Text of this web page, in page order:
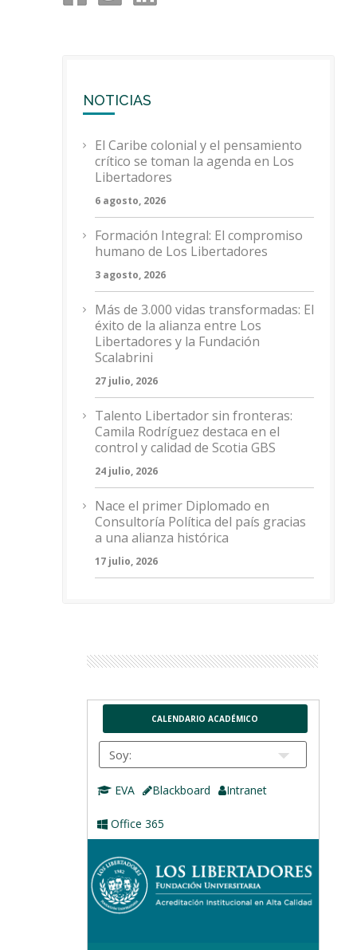
NOTICIAS
El Caribe colonial y el pensamiento
crítico se toman la agenda en Los
Libertadores
6 agosto, 2026
Formación Integral: El compromiso
humano de Los Libertadores
3 agosto, 2026
Más de 3.000 vidas transformadas: El
éxito de la alianza entre Los
Libertadores y la Fundación
Scalabrini
27 julio, 2026
Talento Libertador sin fronteras:
Camila Rodríguez destaca en el
control y calidad de Scotia GBS
24 julio, 2026
Nace el primer Diplomado en
Consultoría Política del país gracias
a una alianza histórica
17 julio, 2026